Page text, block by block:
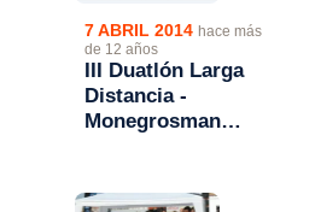
7 ABRIL 2014 hace más
de 12 años
III Duatlón Larga
Distancia -
Monegrosman
Mayo